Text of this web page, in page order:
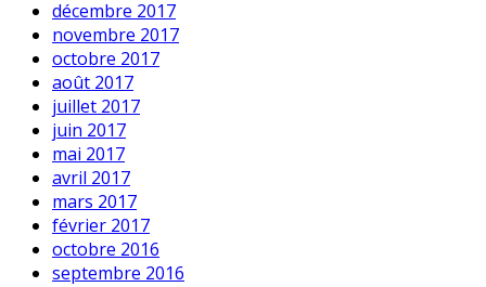
décembre 2017
novembre 2017
octobre 2017
août 2017
juillet 2017
juin 2017
mai 2017
avril 2017
mars 2017
février 2017
octobre 2016
septembre 2016